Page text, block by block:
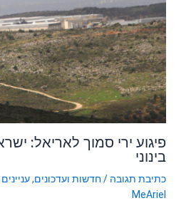
פיגוע ירי סמוך לאריאל:
בינוני
כתיבת תגובה /חדשות ועדכונים,
MeAriel